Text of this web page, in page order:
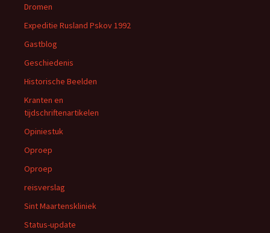
Dromen
Expeditie Rusland Pskov 1992
Gastblog
Geschiedenis
Historische Beelden
Kranten en
tijdschriftenartikelen
Opiniestuk
Oproep
Oproep
reisverslag
Sint Maartenskliniek
Status-update